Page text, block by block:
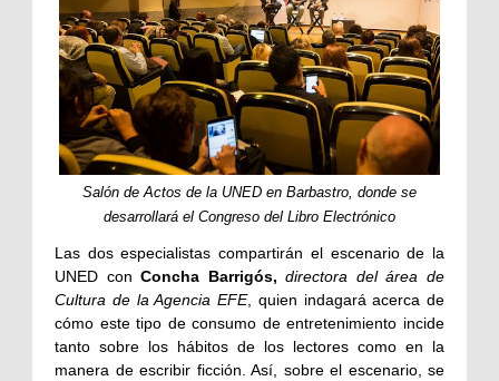
Salón de Actos de la UNED en Barbastro, donde se
desarrollará el Congreso del Libro Electrónico
Las dos especialistas compartirán el escenario de la
UNED conConcha Barrigós, directora del área de
Cultura de la Agencia EFE, quien indagará acerca de
cómo este tipo de consumo de entretenimiento incide
tanto sobre los hábitos de los lectores como en la
manera de escribir ficción. Así, sobre el escenario, se